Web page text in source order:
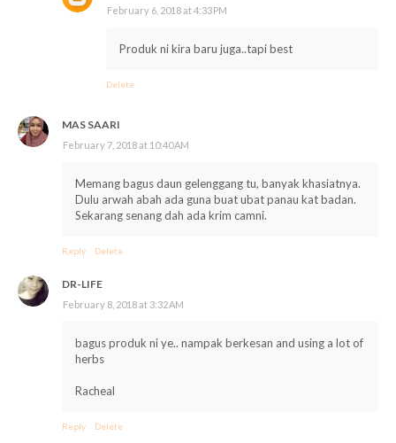
February 6, 2018 at 4:33 PM
Produk ni kira baru juga..tapi best
Delete
MAS SAARI
February 7, 2018 at 10:40 AM
Memang bagus daun gelenggang tu, banyak khasiatnya.
Dulu arwah abah ada guna buat ubat panau kat badan.
Sekarang senang dah ada krim camni.
Reply Delete
DR-LIFE
February 8, 2018 at 3:32 AM
bagus produk ni ye.. nampak berkesan and using a lot of
herbs
Racheal
Reply Delete